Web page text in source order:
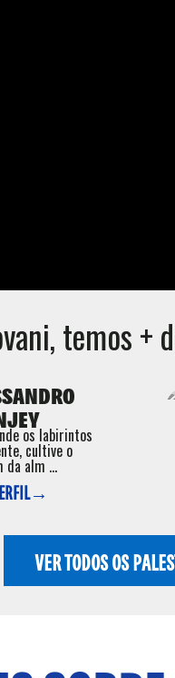
, temos +
os labirintos
cultive o
da alm ...
VER TODOS OS